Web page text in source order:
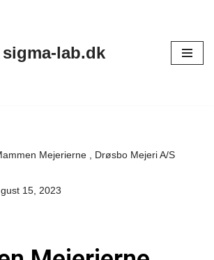
sigma-lab.dk
Mejerierne , Drøsbo Mejeri A/S
15, 2023